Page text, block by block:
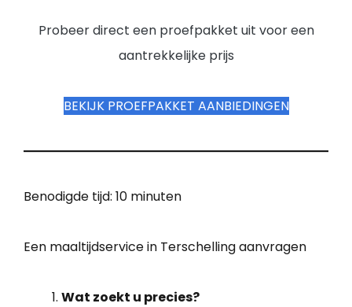
Probeer direct een proefpakket uit voor een
aantrekkelijke prijs
BEKIJK PROEFPAKKET AANBIEDINGEN
Benodigde tijd: 10 minuten
Een maaltijdservice in Terschelling aanvragen
Wat zoekt u precies?